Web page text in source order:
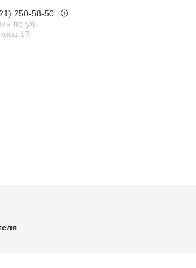
250-58-50
по ул.
17